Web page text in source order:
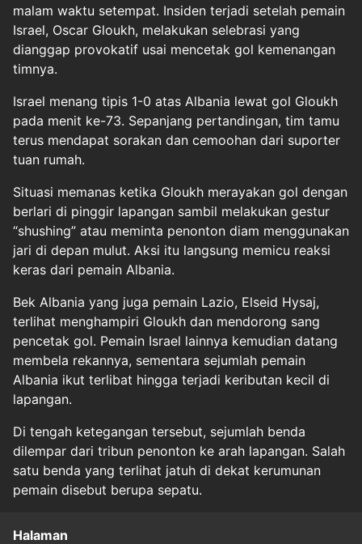
malam waktu setempat. Insiden terjadi setelah pemain
Israel, Oscar Gloukh, melakukan selebrasi yang
dianggap provokatif usai mencetak gol kemenangan
timnya.
Israel menang tipis 1-0 atas Albania lewat gol Gloukh
pada menit ke-73. Sepanjang pertandingan, tim tamu
terus mendapat sorakan dan cemoohan dari suporter
tuan rumah.
Situasi memanas ketika Gloukh merayakan gol dengan
berlari di pinggir lapangan sambil melakukan gestur
“shushing” atau meminta penonton diam menggunakan
jari di depan mulut. Aksi itu langsung memicu reaksi
keras dari pemain Albania.
Bek Albania yang juga pemain Lazio, Elseid Hysaj,
terlihat menghampiri Gloukh dan mendorong sang
pencetak gol. Pemain Israel lainnya kemudian datang
membela rekannya, sementara sejumlah pemain
Albania ikut terlibat hingga terjadi keributan kecil di
lapangan.
Di tengah ketegangan tersebut, sejumlah benda
dilempar dari tribun penonton ke arah lapangan. Salah
satu benda yang terlihat jatuh di dekat kerumunan
pemain disebut berupa sepatu.
Halaman